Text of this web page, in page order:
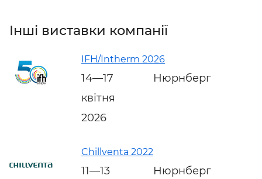
Інші виставки компанії
IFH/Intherm 2026
14—17
квітня
2026
Нюрнберг
Chillventa 2022
11—13
Нюрнберг